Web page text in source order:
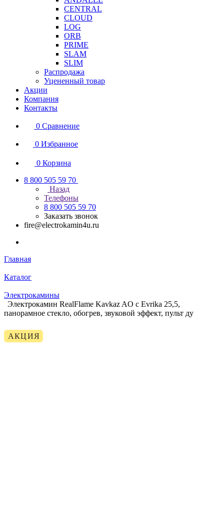
CENTRAL
CLOUD
LOG
ORB
PRIME
SLAM
SLIM
Распродажа
Уцененный товар
Акции
Компания
Контакты
0 Сравнение
0 Избранное
0 Корзина
8 800 505 59 70
Назад
Телефоны
8 800 505 59 70
Заказать звонок
fire@electrokamin4u.ru
Главная
Каталог
Электрокамины
Электрокамин RealFlame Kavkaz AO с Evrika 25,5,
панорамное стекло, обогрев, звуковой эффект, пульт ду
АКЦИЯ